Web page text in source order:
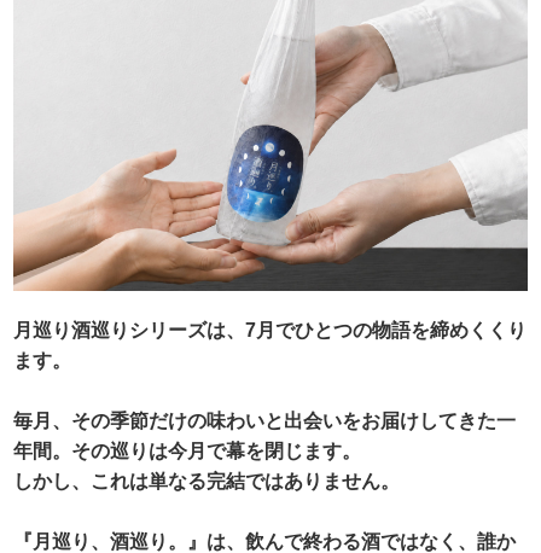
月巡り酒巡りシリーズは、7月でひとつの物語を締めくくり
ます。
毎月、その季節だけの味わいと出会いをお届けしてきた一
年間。その巡りは今月で幕を閉じます。
しかし、これは単なる完結ではありません。
『月巡り、酒巡り。』は、飲んで終わる酒ではなく、誰か